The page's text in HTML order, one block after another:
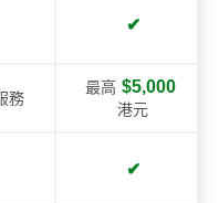
✔
務
最高 $5,000
港元
✔